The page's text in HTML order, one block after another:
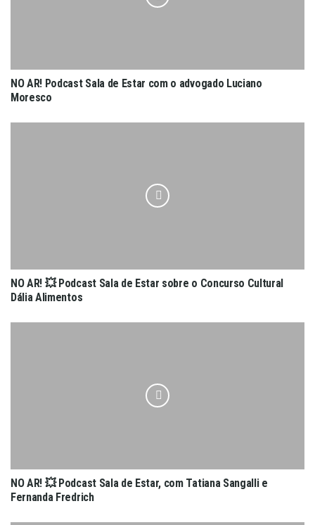
NO AR! Podcast Sala de Estar com o advogado Luciano
Moresco
NO AR! 💥 Podcast Sala de Estar sobre o Concurso Cultural
Dália Alimentos
NO AR! 💥 Podcast Sala de Estar, com Tatiana Sangalli e
Fernanda Fredrich